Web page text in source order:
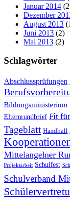
Januar 2014
Dezember
August 2013
Juni 2013 (2)
Mai 2013 (2)
Schlagwörter
Abschlussprüfungen
Bildungsministerium
Elternrundbrief Fit
Tageblatt Handball
Mittelangelner
Projektarbeit Schulfest
Schulverband